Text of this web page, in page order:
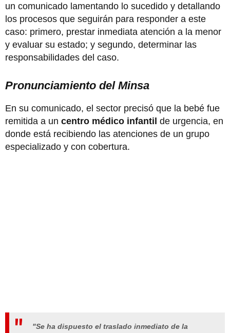
un comunicado lamentando lo sucedido y detallando
los procesos que seguirán para responder a este
caso: primero, prestar inmediata atención a la menor
y evaluar su estado; y segundo, determinar las
responsabilidades del caso.
Pronunciamiento del Minsa
En su comunicado, el sector precisó que la bebé fue
remitida a un centro médico infantil de urgencia, en
donde está recibiendo las atenciones de un grupo
especializado y con cobertura.
"Se ha dispuesto el traslado inmediato de la